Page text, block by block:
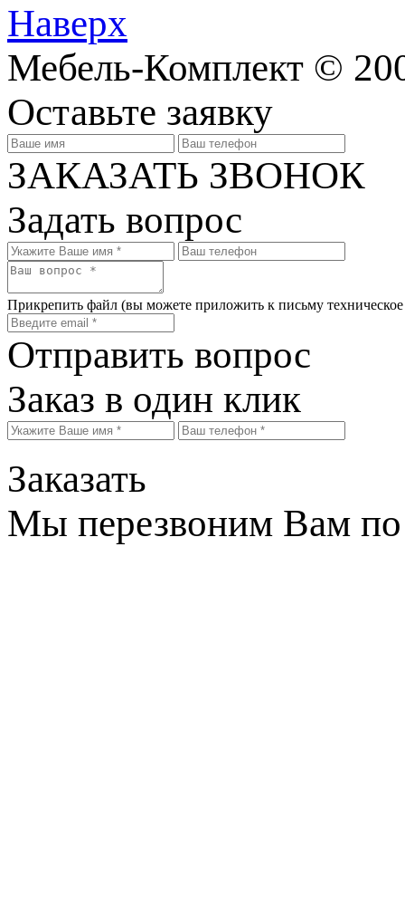
Наверх
Мебель-Комплект ©
Оставьте заявку
ЗАКАЗАТЬ ЗВОНОК
Задать вопрос
Прикрепить файл (вы можете приложить к письму
Отправить вопрос
Заказ в один клик
Заказать
Мы перезвоним Вам по